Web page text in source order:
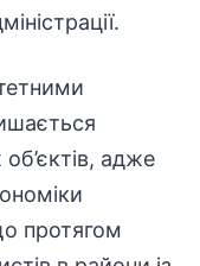
адже
протягом